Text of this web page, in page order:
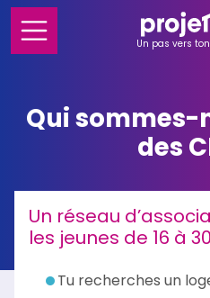
Un pas vers
Qui sommes-
des
Un réseau
les jeunes de 16 à
Tu recherches un